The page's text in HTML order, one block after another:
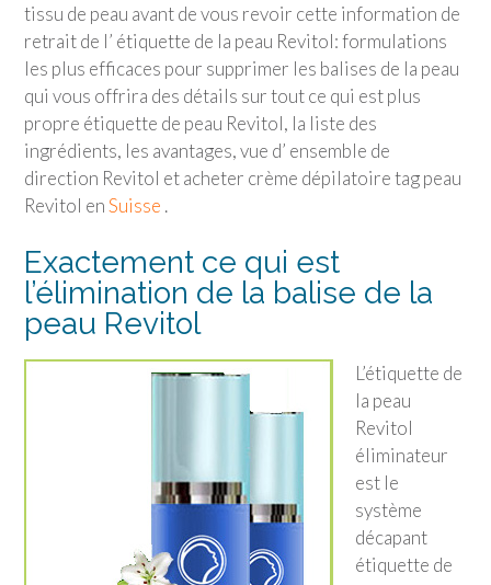
tissu de peau avant de vous revoir cette information de
retrait de l’ étiquette de la peau Revitol: formulations
les plus efficaces pour supprimer les balises de la peau
qui vous offrira des détails sur tout ce qui est plus
propre étiquette de peau Revitol, la liste des
ingrédients, les avantages, vue d’ ensemble de
direction Revitol et acheter crème dépilatoire tag peau
Revitol enSuisse .
Exactement ce qui est
l’élimination de la balise de la
peau Revitol
L’étiquette de
la peau
Revitol
éliminateur
est le
système
décapant
étiquette de